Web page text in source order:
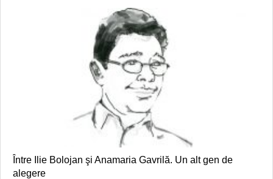
Între Ilie Bolojan şi Anamaria Gavrilă. Un alt gen de
alegere